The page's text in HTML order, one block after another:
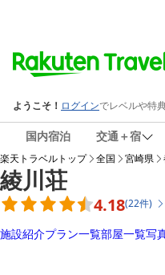
国内宿泊 交通＋宿
楽天トラベルトップ 全国 宮崎県
綾川荘
4.18(22件)
施設紹介プラン一覧部屋一覧写